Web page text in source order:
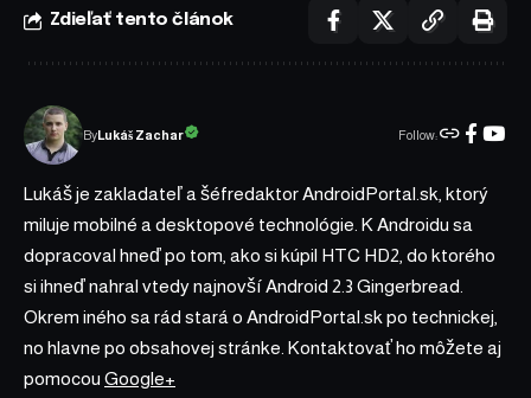
Zdieľať tento článok
ByLukáš Zachar Follow:
Lukáš je zakladateľ a šéfredaktor AndroidPortal.sk, ktorý
miluje mobilné a desktopové technológie. K Androidu sa
dopracoval hneď po tom, ako si kúpil HTC HD2, do ktorého
si ihneď nahral vtedy najnovší Android 2.3 Gingerbread.
Okrem iného sa rád stará o AndroidPortal.sk po technickej,
no hlavne po obsahovej stránke. Kontaktovať ho môžete aj
pomocou Google+